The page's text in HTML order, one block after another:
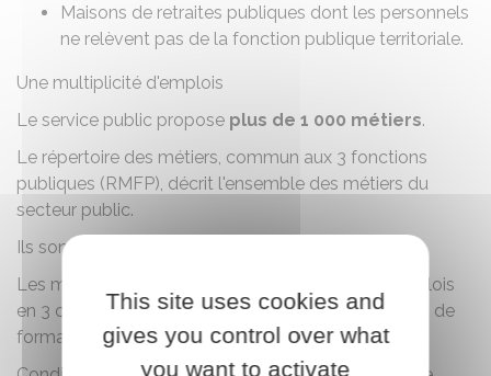
Maisons de retraites publiques dont les personnels
ne relèvent pas de la fonction publique territoriale.
Une multiplicité d'emplois
Le service public propose plus de 1 000 métiers.
Le répertoire des métiers, commun aux 3 fonctions
publiques (RMFP), décrit l'ensemble des métiers du
secteur public.
Ils sont répartis sur 29 filières professionnelles.
Les métiers sont classés par
corps ou cadre d'emplois
en 3 catégories hiérarchiques en fonction du niveau de
formation, de responsabilisation et des missions.
This site uses cookies and
gives you control over what
you want to activate